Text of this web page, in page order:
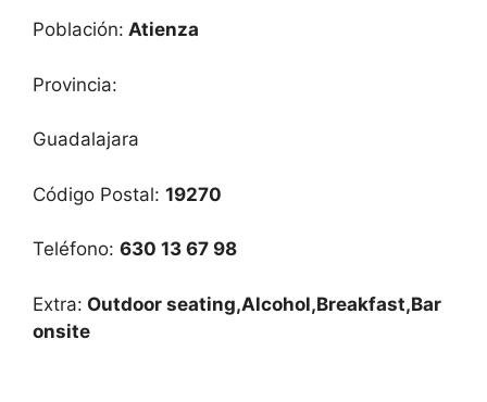
Población: Atienza
Provincia:
Guadalajara
Código Postal: 19270
Teléfono: 630 13 67 98
Extra: Outdoor seating,Alcohol,Breakfast,Bar
onsite